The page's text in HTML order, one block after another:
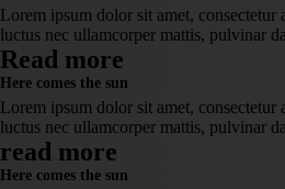
Lorem ipsum dolor sit amet,
luctus nec ullamcorper mattis, pulvinar
Read more
Here comes the sun
Lorem ipsum dolor sit amet,
luctus nec ullamcorper mattis, pulvinar
read more
Here comes the sun